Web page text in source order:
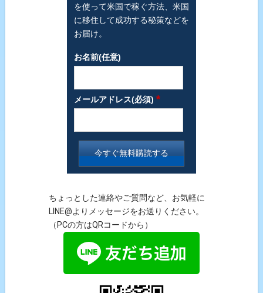
を使って米国で稼ぐ方法、米国
に移住して成功する秘策などを
お届け。
お名前(任意)
メールアドレス(必須) *
ちょっとした連絡やご質問など、お気軽に
LINE@よりメッセージをお送りください。
（PCの方はQRコードから）